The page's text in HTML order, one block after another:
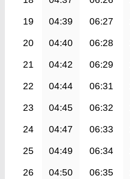
19 04:39 06:27
20 04:40 06:28
21 04:42 06:29
22 04:44 06:31
23 04:45 06:32
24 04:47 06:33
25 04:49 06:34
26 04:50 06:35